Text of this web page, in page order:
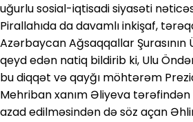
uğurlu sosial-iqtisadi siyasəti
Pirallahıda da davamlı inkişaf,
Azərbaycan Ağsaqqallar
qeyd edən natiq bildirib ki, Ulu
bu diqqət və qayğı möhtərəm
Mehriban xanım Əliyeva
azad edilməsindən də söz açan